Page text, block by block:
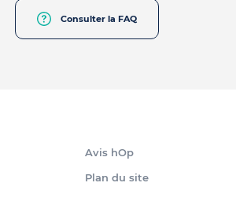
Consulter la FAQ
Avis hOp
Plan du site